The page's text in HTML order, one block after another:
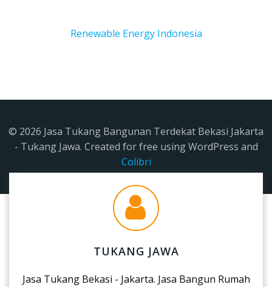
Renewable Energy Indonesia
© 2026 Jasa Tukang Bangunan Terdekat Bekasi Jakarta
- Tukang Jawa. Created for free using WordPress and
Colibri
TUKANG JAWA
Jasa Tukang Bekasi - Jakarta. Jasa Bangun Rumah